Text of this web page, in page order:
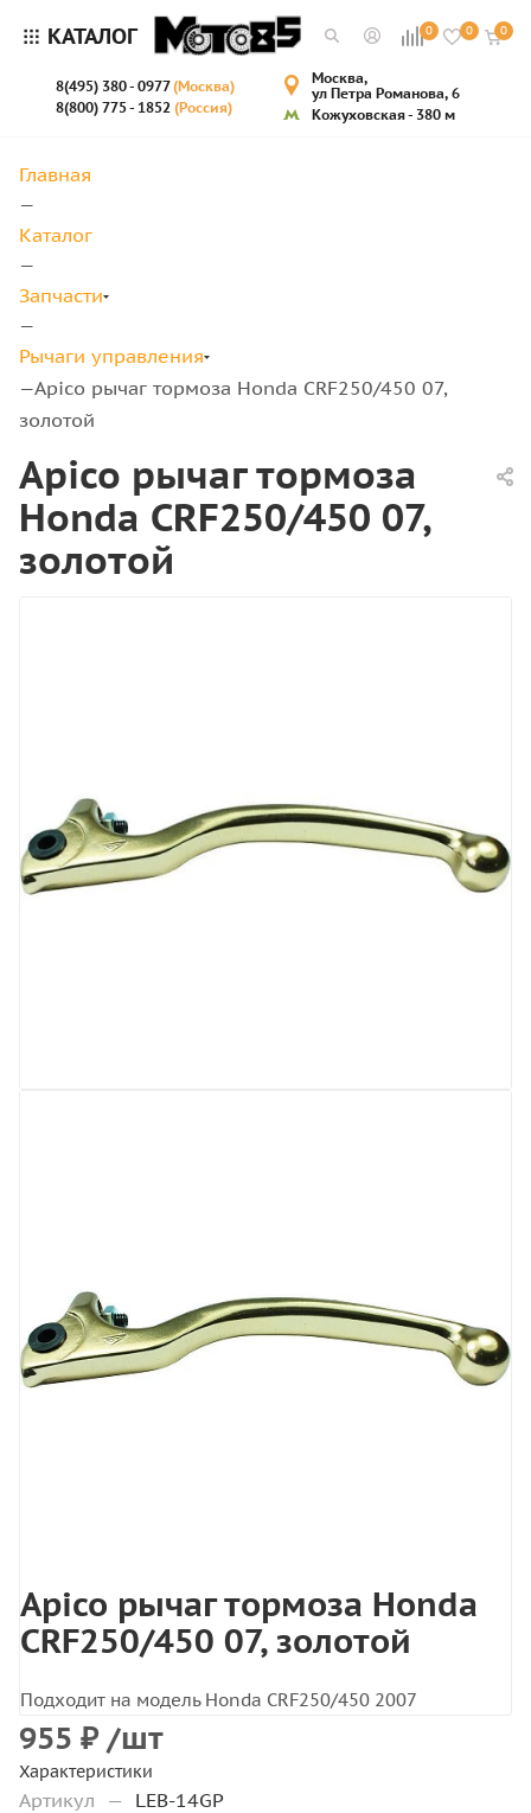
КАТАЛОГ 0 0 0
8(495) 380 - 0977(Москва)
8(800) 775 - 1852 (Россия)
Москва,
ул Петра Романова, 6
Кожуховская - 380 м
Главная
—
Каталог
—
Запчасти
—
Рычаги управления
—Apico рычаг тормоза Honda CRF250/450 07,
золотой
Apico рычаг тормоза
Honda CRF250/450 07,
золотой
Apico рычаг тормоза Honda
CRF250/450 07, золотой
Подходит на модель Honda CRF250/450 2007
955 ₽ /шт
Характеристики
Артикул — LEB-14GP